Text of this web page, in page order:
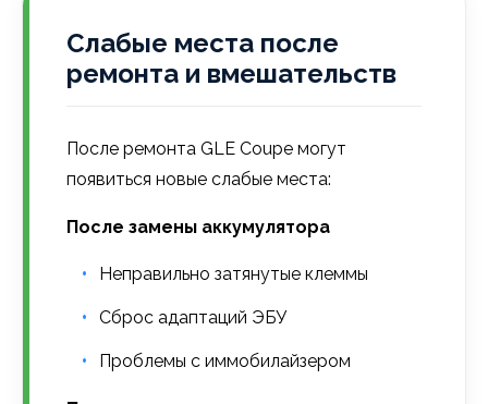
Слабые места после
ремонта и вмешательств
После ремонта GLE Coupe могут
появиться новые слабые места:
После замены аккумулятора
Неправильно затянутые клеммы
Сброс адаптаций ЭБУ
Проблемы с иммобилайзером